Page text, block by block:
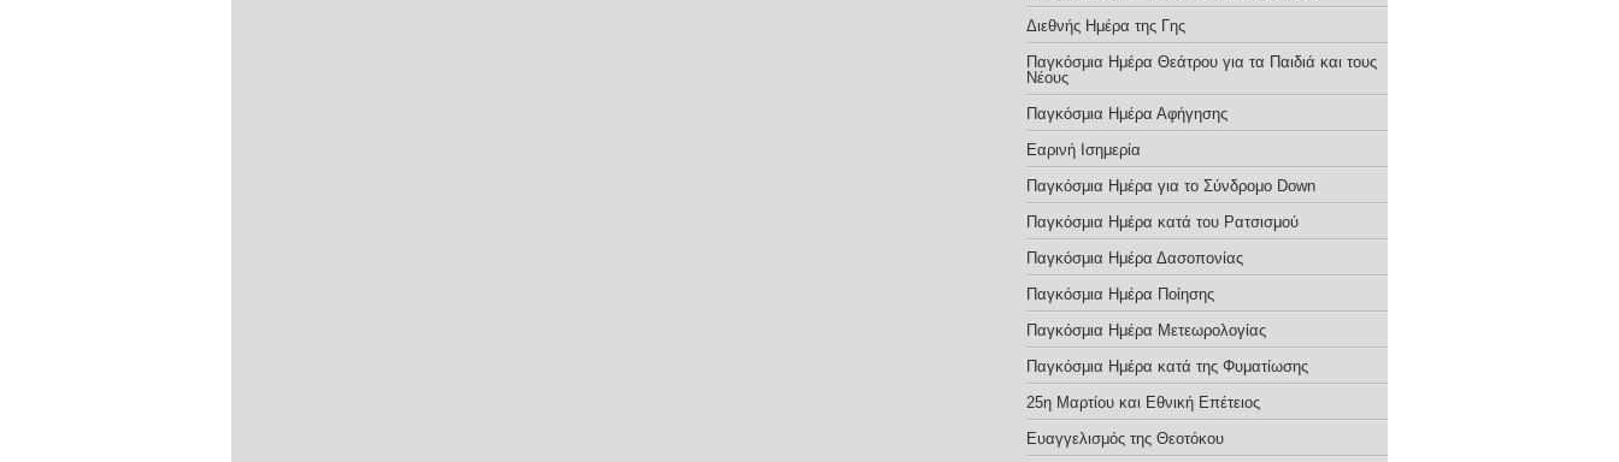
Διεθνής Ημέρα της Γης
Παγκόσμια Ημέρα Θεάτρου για τα Παιδιά και τους
Νέους
Παγκόσμια Ημέρα Αφήγησης
Εαρινή Ισημερία
Παγκόσμια Ημέρα για το Σύνδρομο Down
Παγκόσμια Ημέρα κατά του Ρατσισμού
Παγκόσμια Ημέρα Δασοπονίας
Παγκόσμια Ημέρα Ποίησης
Παγκόσμια Ημέρα Μετεωρολογίας
Παγκόσμια Ημέρα κατά της Φυματίωσης
25η Μαρτίου και Εθνική Επέτειος
Ευαγγελισμός της Θεοτόκου